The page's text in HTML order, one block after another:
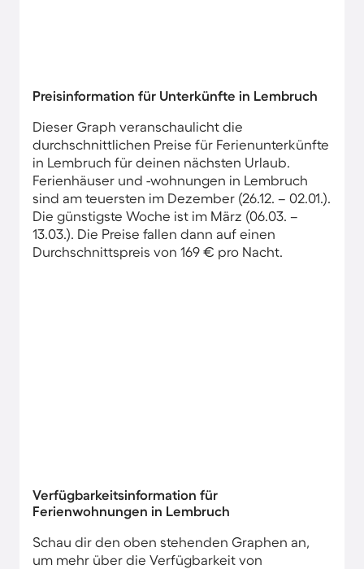
Preisinformation für Unterkünfte in Lembruch
Dieser Graph veranschaulicht die
durchschnittlichen Preise für Ferienunterkünfte
in Lembruch für deinen nächsten Urlaub.
Ferienhäuser und -wohnungen in Lembruch
sind am teuersten im Dezember (26.12. – 02.01.).
Die günstigste Woche ist im März (06.03. –
13.03.). Die Preise fallen dann auf einen
Durchschnittspreis von 169 € pro Nacht.
Verfügbarkeitsinformation für
Ferienwohnungen in Lembruch
Schau dir den oben stehenden Graphen an,
um mehr über die Verfügbarkeit von